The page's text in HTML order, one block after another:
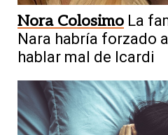
Nora Colosimo La
Nara habría forzado
hablar mal de Icardi